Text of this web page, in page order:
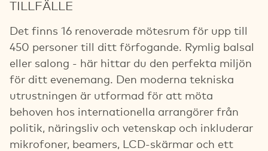
TILLFÄLLE
Det finns 16 renoverade mötesrum för upp till
450 personer till ditt förfogande. Rymlig balsal
eller salong - här hittar du den perfekta miljön
för ditt evenemang. Den moderna tekniska
utrustningen är utformad för att möta
behoven hos internationella arrangörer från
politik, näringsliv och vetenskap och inkluderar
mikrofoner, beamers, LCD-skärmar och ett